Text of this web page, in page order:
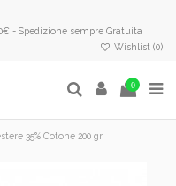
- Spedizione sempre Gratuita
Wishlist (0)
0
35% Cotone 200 gr